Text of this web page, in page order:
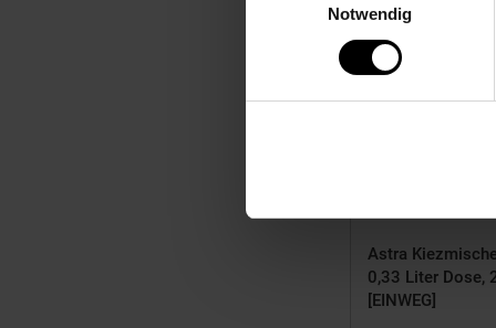
Notwendig
Astra
0,33 Liter Dose,
[EINWEG]
Rette mich